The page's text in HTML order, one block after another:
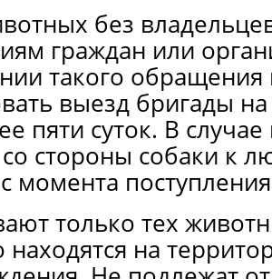
без
граждан или
такого
выезд бригады
пяти суток. В
со стороны собаки к
момента
только тех
на